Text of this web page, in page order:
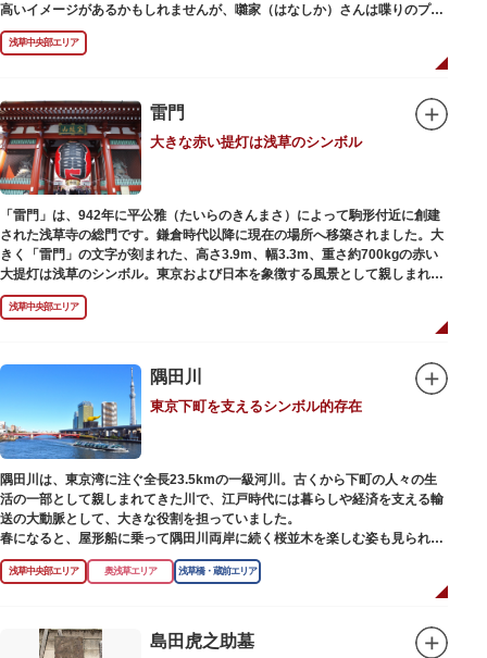
高いイメージがあるかもしれませんが、囃家（はなしか）さんは喋りのプ
ロ。すぐに巧みな話芸に引き込まれ、予備知識が無くても楽しめます。
ホール内で飲食できるのも魅力のひとつ。売店でお弁当やお菓子を買ってゆ
っくり番組を楽しんではいかがでしょう。数々の著名な落語家やお笑い芸人
浅草中央部エリア
雷門
大きな赤い提灯は浅草のシンボル
「雷門」は、942年に平公雅（たいらのきんまさ）によって駒形付近に創建
された浅草寺の総門です。鎌倉時代以降に現在の場所へ移築されました。大
きく「雷門」の文字が刻まれた、高さ3.9m、幅3.3m、重さ約700kgの赤い
大提灯は浅草のシンボル。東京および日本を象徴する風景として親しまれ、
フォトスポットとしても国内外の観光客を魅了し続けています。
提灯の底部に施された見事な龍の彫刻や、門の北側（風神雷神の背後）に安
置されている浅草寺の護法善神「天龍像」と「金龍像」も見どころ。正式名
ます。日没から23時頃までは雷門や浅草寺がライトアップされ、昼間とは違
った荘厳な雰囲気に包まれます。
何度も焼失と再建を繰り返し、現在の雷門は1960年に松下電器産業（現パナ
ソニック）の松下幸之助氏の寄進により再建されたものです。
浅草中央部エリア
隅田川
東京下町を支えるシンボル的存在
隅田川は、東京湾に注ぐ全長23.5kmの一級河川。古くから下町の人々の生
活の一部として親しまれてきた川で、江戸時代には暮らしや経済を支える輸
送の大動脈として、大きな役割を担っていました。
春になると、屋形船に乗って隅田川両岸に続く桜並木を楽しむ姿も見られ、
東京スカイツリーとのコラボレーションも、まさに絵になる光景です。ま
た、毎年7月の最終土曜日に開催される「隅田川花火大会」は、東京の夏の
川沿いには「隅田川テラス」と呼ばれる遊歩道も整備されています。心地よ
浅草中央部エリア 奥浅草エリア 浅草橋・蔵前エリア
島田虎之助墓